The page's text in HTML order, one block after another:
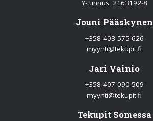
Y-tunnus: 2163192-8
Jouni Pääskynen
+358 403 575 626
myynti@tekupit.fi
Jari Vainio
+358 407 090 509
myynti@tekupit.fi
Tekupit Somessa